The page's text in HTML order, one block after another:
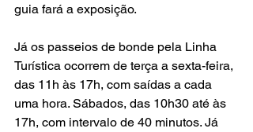
guia fará a exposição.
Já os passeios de bonde pela Linha
Turística ocorrem de terça a sexta-feira,
das 11h às 17h, com saídas a cada
uma hora. Sábados, das 10h30 até às
17h, com intervalo de 40 minutos. Já